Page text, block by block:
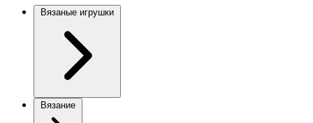
Вязаные игрушки
Вязание